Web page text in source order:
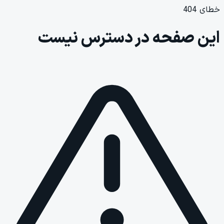
خطای 404
این صفحه در دسترس نیست